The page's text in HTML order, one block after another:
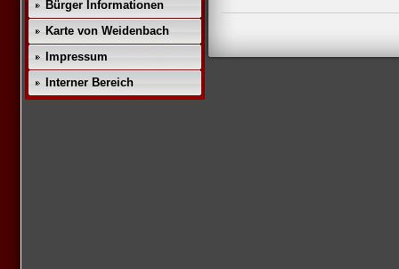
Bürger Informationen
Karte von Weidenbach
Impressum
Interner Bereich